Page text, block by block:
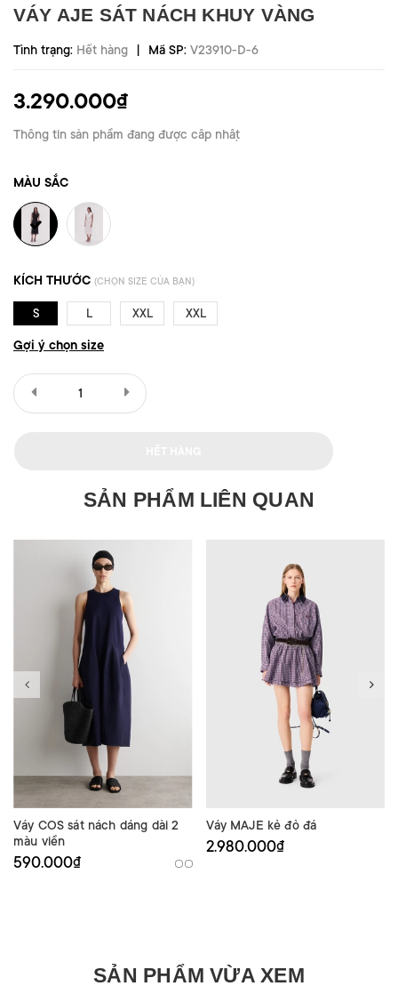
VÁY AJE SÁT NÁCH KHUY VÀNG
Tình trạng: Hết hàng | Mã SP: V23910-D-6
3.290.000₫
Thông tin sản phẩm đang được cập nhật
MÀU SẮC
KÍCH THƯỚC (CHỌN SIZE CỦA BẠN)
S L XXL XXL
Gợi ý chọn size
SẢN PHẨM LIÊN QUAN
Váy COS sát nách dáng dài 2
màu viền
590.000₫
Váy MAJE kẻ đỏ đá
2.980.000₫
SẢN PHẨM VỪA XEM